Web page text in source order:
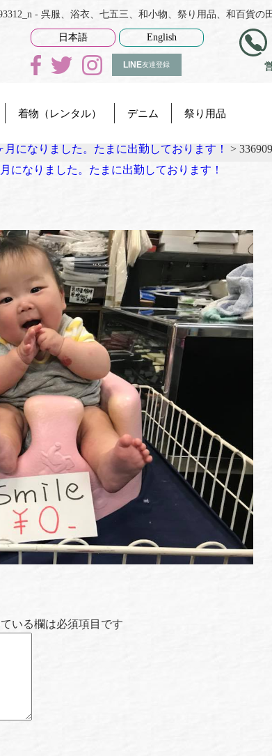
- 呉服、浴衣、七五三、和小物、祭り用品、和百貨
日本語 English
LINE友達登録
着物（レンタル） デニム 祭り用品
月になりました。たまに出勤しております！ >
になりました。たまに出勤しております！
いる欄は必須項目です